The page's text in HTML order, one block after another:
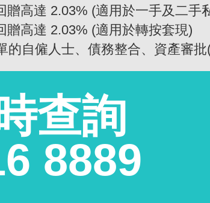
贈高達 2.03% (適用於一手及二手
贈高達 2.03% (適用於轉按套現)
的自僱人士、債務整合、資產審
查詢
8889